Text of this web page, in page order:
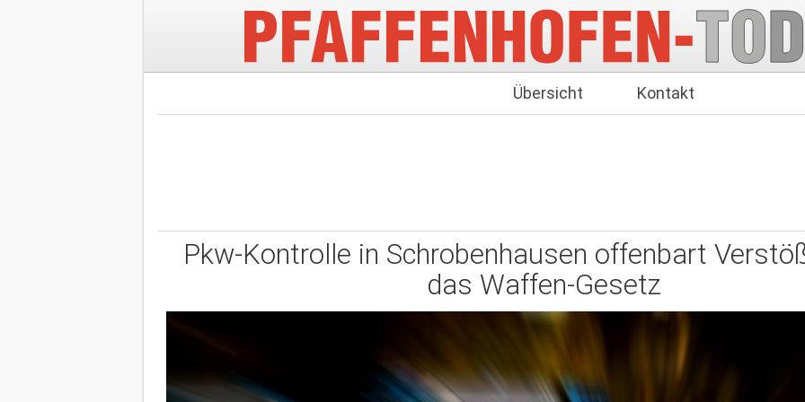
Übersicht Kontakt
Pkw-Kontrolle in Schrobenhausen offenbart
das Waffen-Gesetz